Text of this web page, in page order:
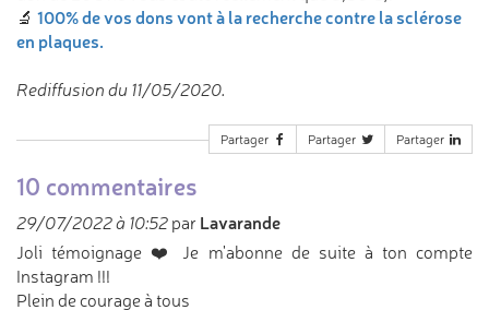
🔬 100% de vos dons vont à la recherche contre la sclérose
en plaques.
Rediffusion du 11/05/2020.
Partager Partager Partager
10 commentaires
29/07/2022 à 10:52 par Lavarande
Joli témoignage ❤️ Je m'abonne de suite à ton compte
Instagram !!!
Plein de courage à tous